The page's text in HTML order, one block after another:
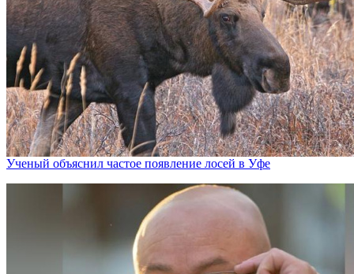
Ученый объяснил частое появление лосей в Уфе